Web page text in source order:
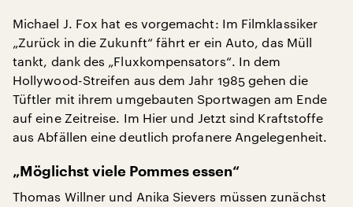
Michael J. Fox hat es vorgemacht: Im Filmklassiker
„Zurück in die Zukunft“ fährt er ein Auto, das Müll
tankt, dank des „Fluxkompensators“. In dem
Hollywood-Streifen aus dem Jahr 1985 gehen die
Tüftler mit ihrem umgebauten Sportwagen am Ende
auf eine Zeitreise. Im Hier und Jetzt sind Kraftstoffe
aus Abfällen eine deutlich profanere Angelegenheit.
„Möglichst viele Pommes essen“
Thomas Willner und Anika Sievers müssen zunächst